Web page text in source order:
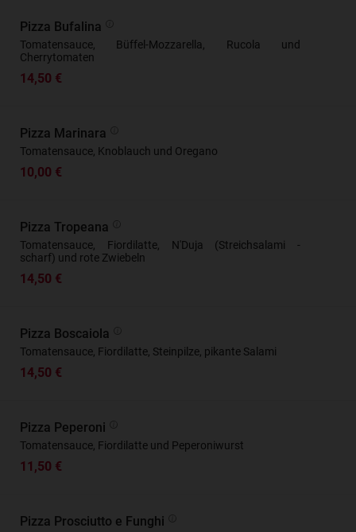
Pizza Bufalina
Tomatensauce, Büffel-Mozzarella, Rucola und
Cherrytomaten
14,50 €
Pizza Marinara
Tomatensauce, Knoblauch und Oregano
10,00 €
Pizza Tropeana
Tomatensauce, Fiordilatte, N'Duja (Streichsalami -
scharf) und rote Zwiebeln
14,50 €
Pizza Boscaiola
Tomatensauce, Fiordilatte, Steinpilze, pikante Salami
14,50 €
Pizza Peperoni
Tomatensauce, Fiordilatte und Peperoniwurst
11,50 €
Pizza Prosciutto e Funghi